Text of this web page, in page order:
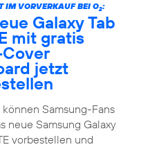
IM VORVERKAUF BEI O2:
Galaxy Tab
mit gratis
jetzt
Samsung-Fans
neue Samsung Galaxy
vorbestellen und